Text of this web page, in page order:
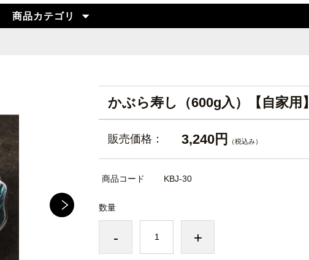
商品カテゴリ
かぶら寿し（600g入）【自家用】
販売価格： 3,240円 （税込み）
商品コード KBJ-30
数量
- +